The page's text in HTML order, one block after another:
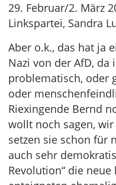
29. Februar/2. März
Linkspartei, Sandra
Aber o.k., das hat ja
Nazi von der AfD, da
problematisch, oder
oder
Riexingende Bernd
wollt noch sagen,
setzen sie schon für
auch sehr
Revolution“ die